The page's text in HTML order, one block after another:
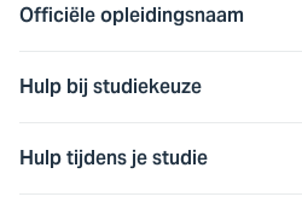
Officiële opleidingsnaam
Hulp bij studiekeuze
Hulp tijdens je studie